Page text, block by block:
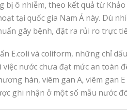
ô nhiễm, theo kết quả từ Khảo
tại quốc gia Nam Á này. Dù
gây bệnh, đặt ra rủi ro trực
E.coli và coliform, những chỉ
nước chưa đạt mức an
hàn, viêm gan A, viêm gan
ghi nhận ở một số mẫu nước